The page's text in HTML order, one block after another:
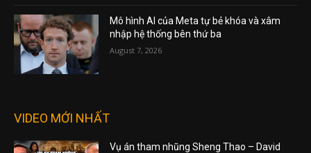
Mô hình AI của Meta tự bẻ khóa và xâm
nhập hệ thống bên thứ ba
August 7, 2026
VIDEO MỚI NHẤT
Vụ án tham nhũng Sheng Thao – David